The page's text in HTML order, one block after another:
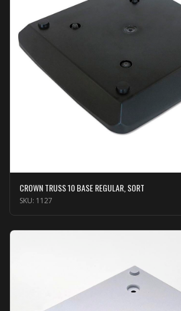
CROWN TRUSS 10 BASE REGULAR, SORT
SKU: 1127